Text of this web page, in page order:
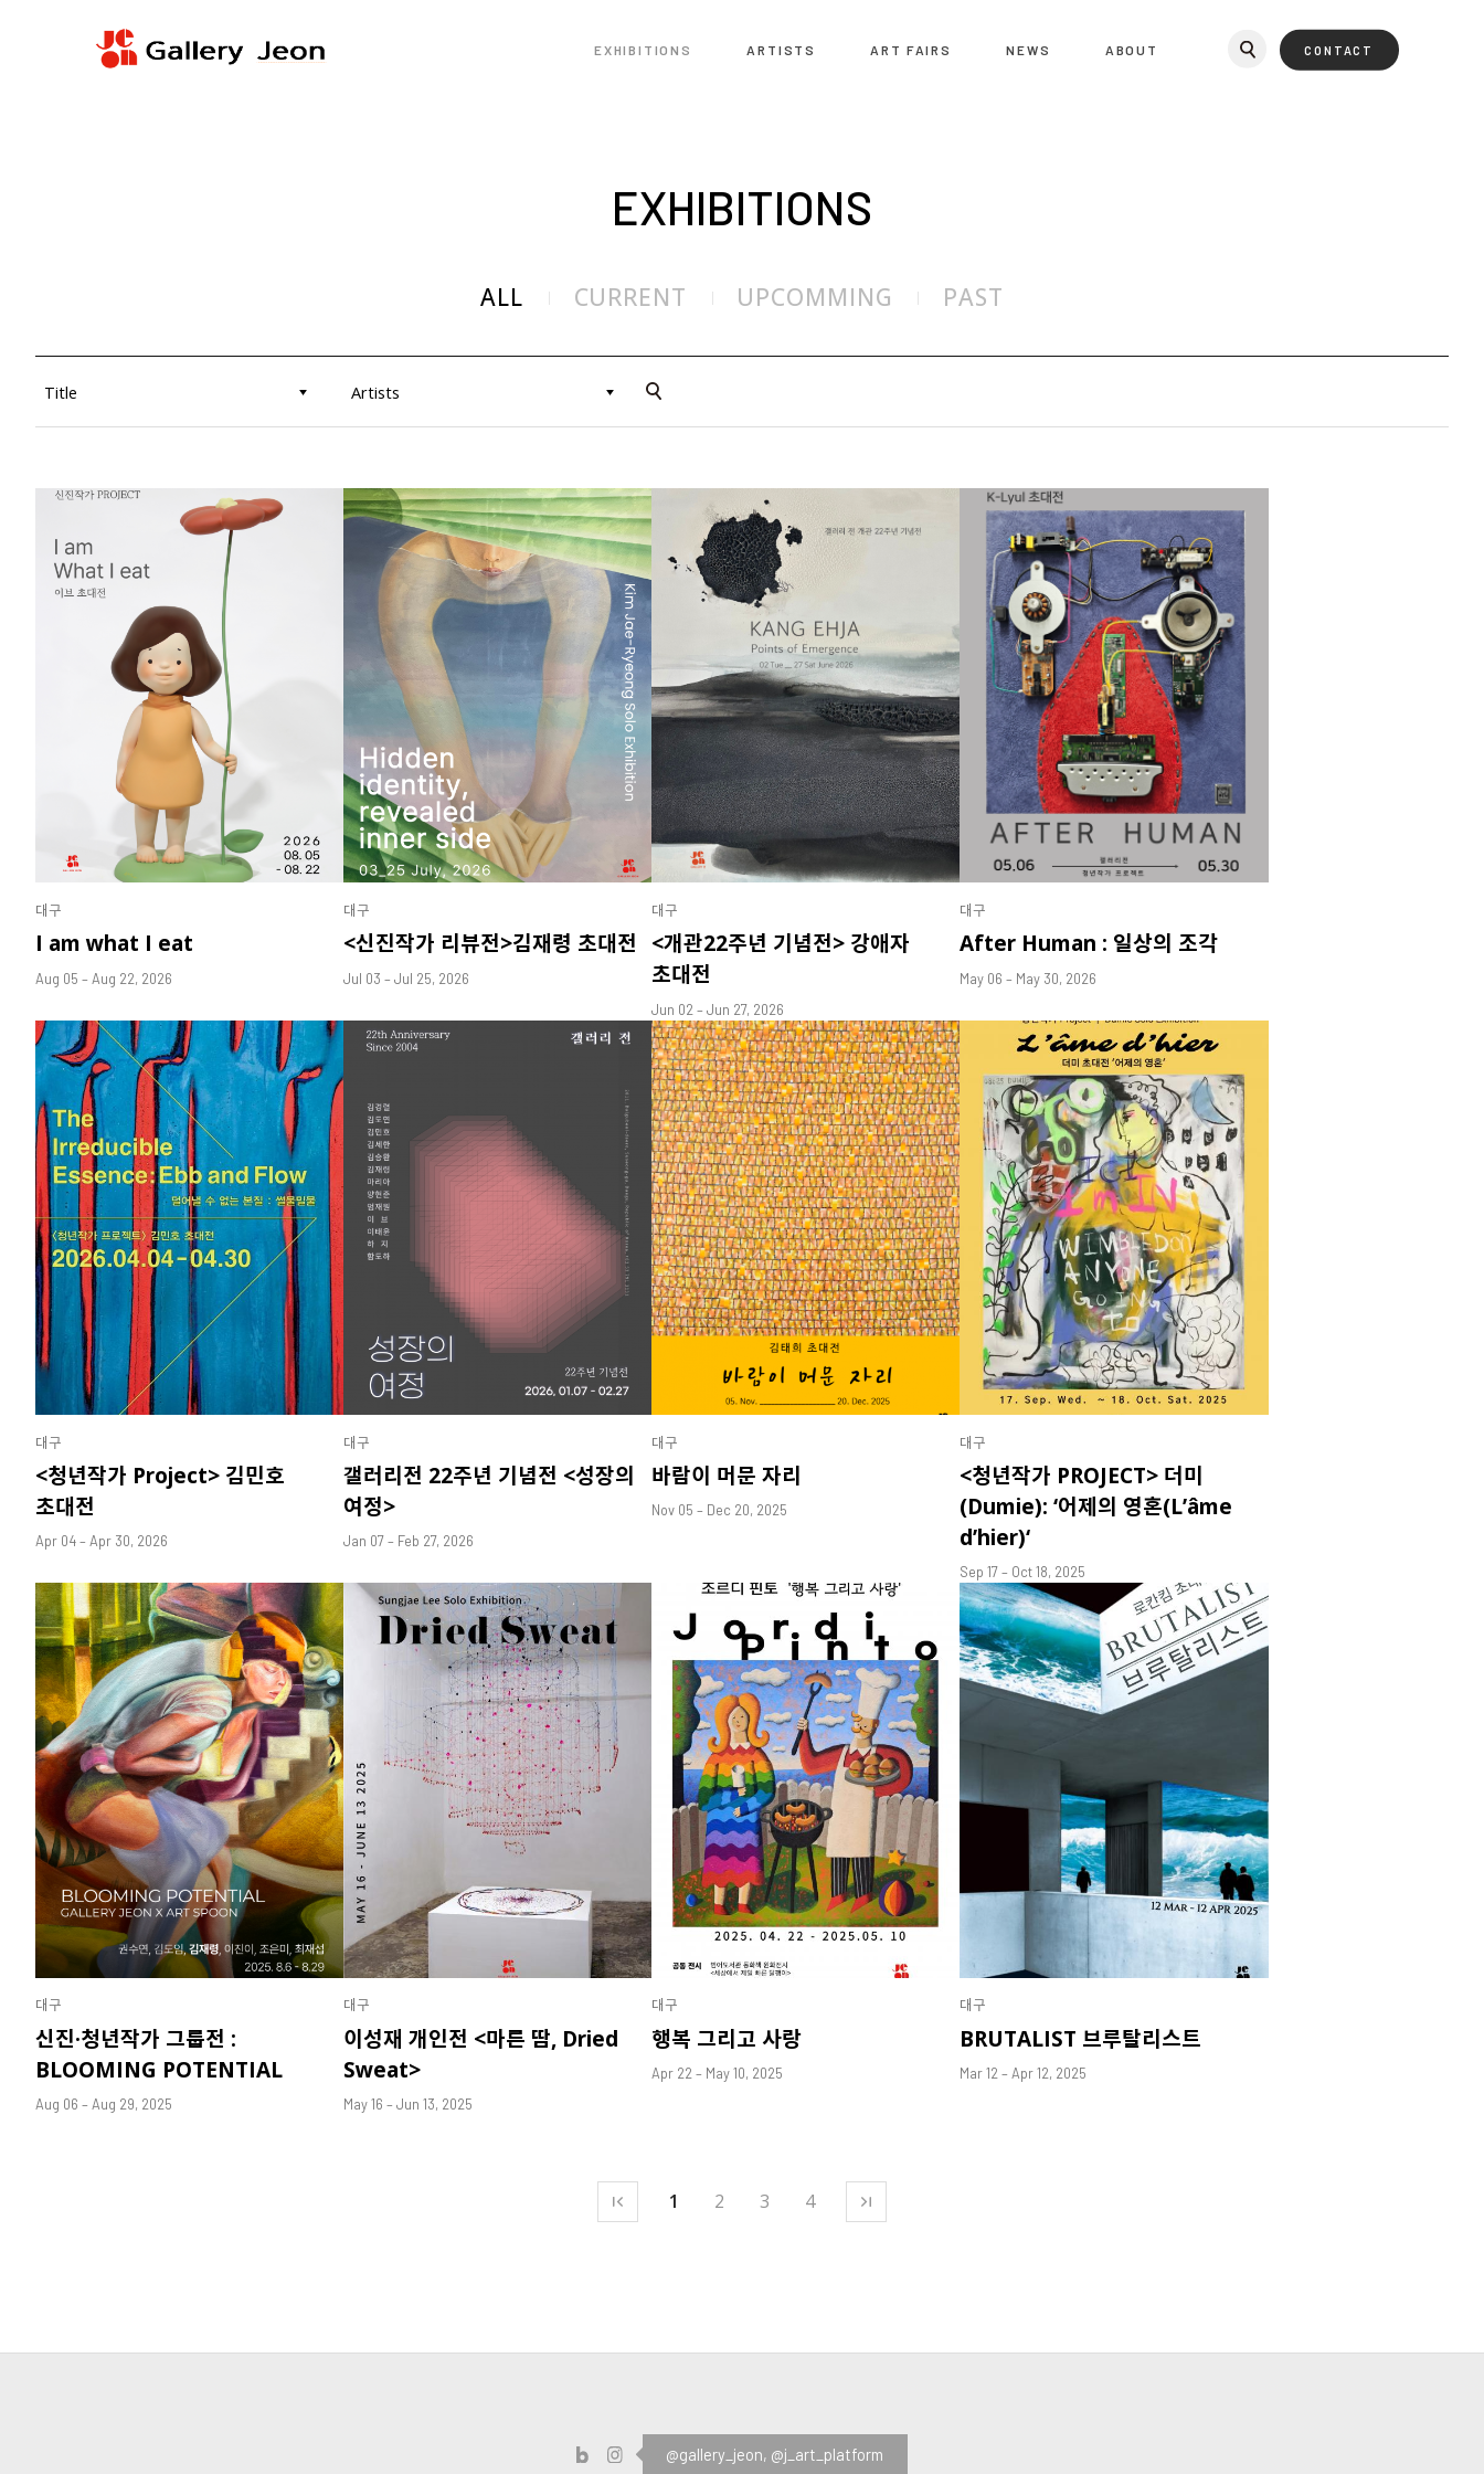
EXHIBITIONS ARTISTS ART FAIRS NEWS ABOUT CONTACT
EXHIBITIONS
ALL CURRENT UPCOMMING PAST
대구
I am what I eat
Aug 05 – Aug 22, 2026
대구
<신진작가 리뷰전>김재령 초대전
Jul 03 – Jul 25, 2026
대구
<개관22주년 기념전> 강애자
초대전
Jun 02 – Jun 27, 2026
대구
After Human : 일상의 조각
May 06 – May 30, 2026
대구
<청년작가 Project> 김민호
초대전
Apr 04 – Apr 30, 2026
대구
갤러리전 22주년 기념전 <성장의
여정>
Jan 07 – Feb 27, 2026
대구
바람이 머문 자리
Nov 05 – Dec 20, 2025
대구
<청년작가 PROJECT> 더미
(Dumie): ‘어제의 영혼(L’âme
d’hier)‘
Sep 17 – Oct 18, 2025
대구
신진·청년작가 그룹전 :
BLOOMING POTENTIAL
Aug 06 – Aug 29, 2025
대구
이성재 개인전 <마른 땀, Dried
Sweat>
May 16 – Jun 13, 2025
대구
행복 그리고 사랑
Apr 22 – May 10, 2025
대구
BRUTALIST 브루탈리스트
Mar 12 – Apr 12, 2025
1 2 3 4
@gallery_jeon, @j_art_platform